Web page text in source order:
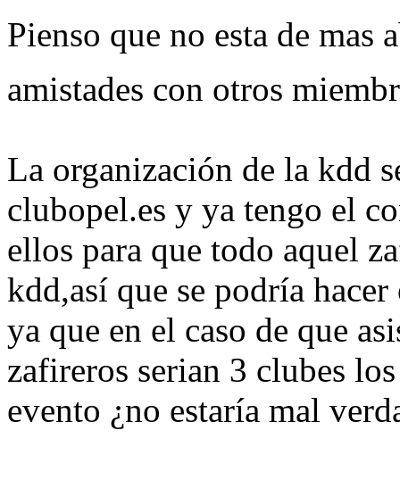
Pienso que no esta de
amistades con otros
La organización de la kdd
clubopel.es y ya tengo el
ellos para que todo aquel
kdd,así que se podría
ya que en el caso de que
zafireros serian 3 clubes
evento ¿no estaría mal